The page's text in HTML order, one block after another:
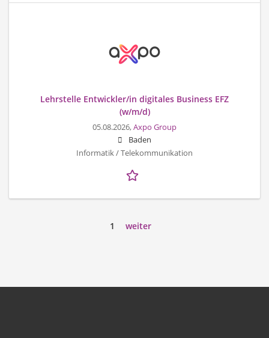
Lehrstelle Entwickler/in digitales Business EFZ
(w/m/d)
05.08.2026,Axpo Group
Baden
Informatik / Telekommunikation
1 weiter